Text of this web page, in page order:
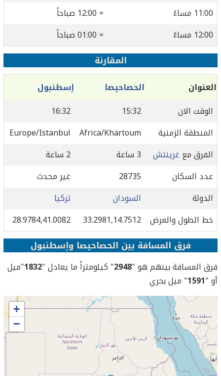
11:00 مساءً
= 12:00 صباحاً
12:00 مساءً
= 01:00 صباحاً
المقارنة
العنوان الحصاحيصا
إسطنبول
الوقت الان
15:32
16:32
المنطقة الزمنية
Africa/Khartoum
Europe/Istanbul
الفرق مع غرينتش 3 ساعة
2 ساعة
عدد السكان
28735
غير محدث
الدولة
السودان
تركيا
خط الطول والعرض 33.2981,14.7512
28.9784,41.0082
فرق المسافة بين الحصاحيصا وإسطنبول
فرق المسافة بينهم هو "2948" كيلومتراً ما يعادل "1832"ميل
أو "1591" ميل بحري
+
−